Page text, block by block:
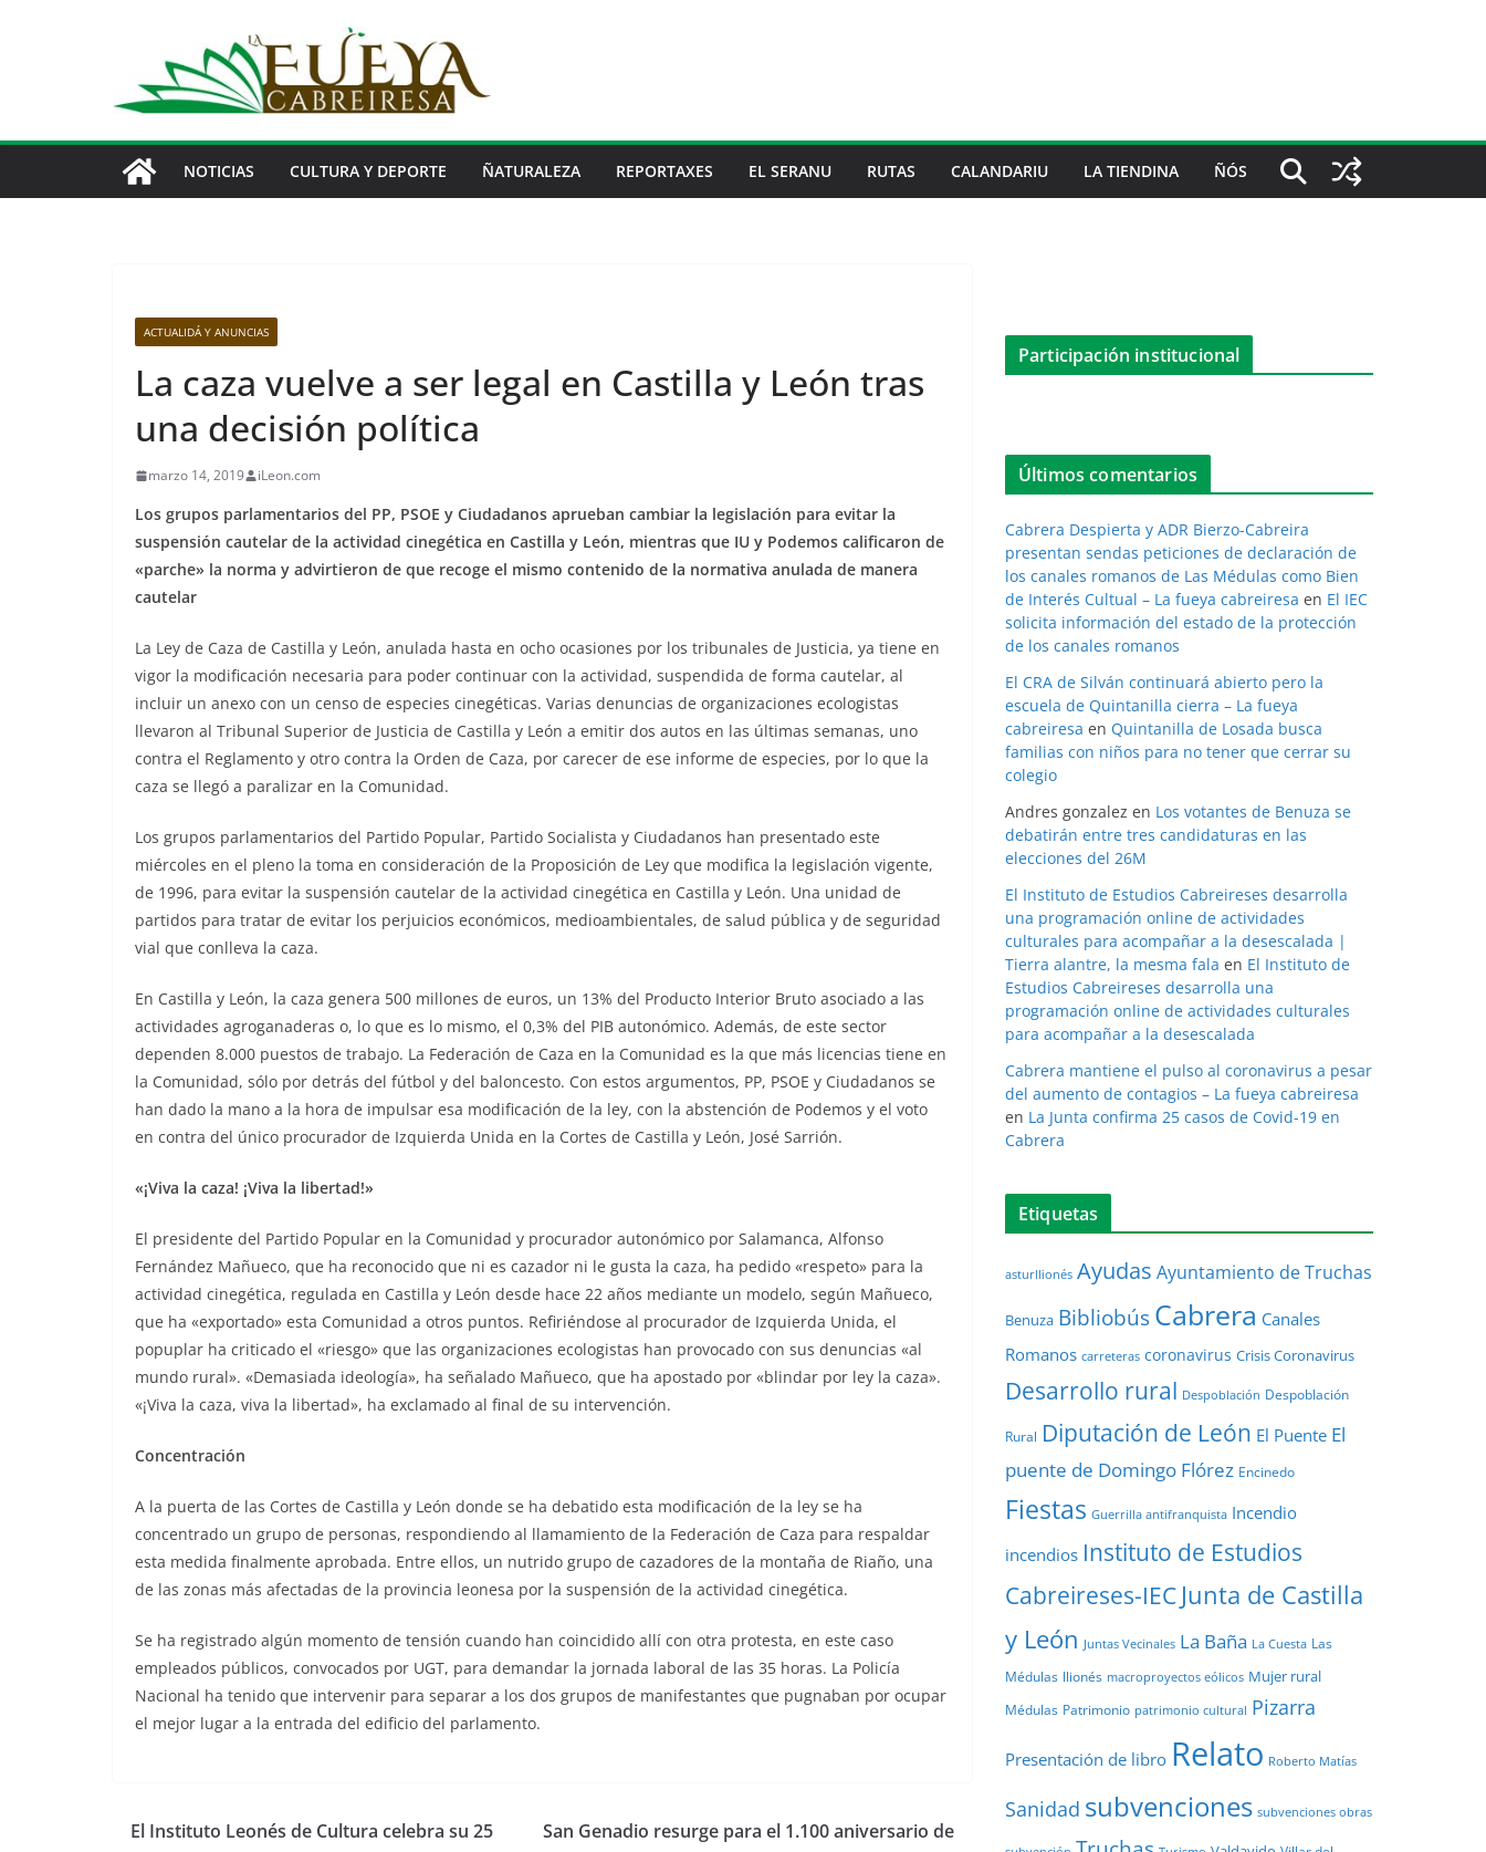
NOTICIAS CULTURA Y DEPORTE ÑATURALEZA REPORTAXES EL SERANU RUTAS CALANDARIU LA TIENDINA ÑÓS
ACTUALIDÁ Y ANUNCIAS
La caza vuelve a ser legal en Castilla y León tras
una decisión política
marzo 14, 2019 iLeon.com
Los grupos parlamentarios del PP, PSOE y Ciudadanos aprueban cambiar la legislación para evitar la
suspensión cautelar de la actividad cinegética en Castilla y León, mientras que IU y Podemos calificaron de
«parche» la norma y advirtieron de que recoge el mismo contenido de la normativa anulada de manera
cautelar
La Ley de Caza de Castilla y León, anulada hasta en ocho ocasiones por los tribunales de Justicia, ya tiene en
vigor la modificación necesaria para poder continuar con la actividad, suspendida de forma cautelar, al
incluir un anexo con un censo de especies cinegéticas. Varias denuncias de organizaciones ecologistas
llevaron al Tribunal Superior de Justicia de Castilla y León a emitir dos autos en las últimas semanas, uno
contra el Reglamento y otro contra la Orden de Caza, por carecer de ese informe de especies, por lo que la
caza se llegó a paralizar en la Comunidad.
Los grupos parlamentarios del Partido Popular, Partido Socialista y Ciudadanos han presentado este
miércoles en el pleno la toma en consideración de la Proposición de Ley que modifica la legislación vigente,
de 1996, para evitar la suspensión cautelar de la actividad cinegética en Castilla y León. Una unidad de
partidos para tratar de evitar los perjuicios económicos, medioambientales, de salud pública y de seguridad
vial que conlleva la caza.
En Castilla y León, la caza genera 500 millones de euros, un 13% del Producto Interior Bruto asociado a las
actividades agroganaderas o, lo que es lo mismo, el 0,3% del PIB autonómico. Además, de este sector
dependen 8.000 puestos de trabajo. La Federación de Caza en la Comunidad es la que más licencias tiene en
la Comunidad, sólo por detrás del fútbol y del baloncesto. Con estos argumentos, PP, PSOE y Ciudadanos se
han dado la mano a la hora de impulsar esa modificación de la ley, con la abstención de Podemos y el voto
en contra del único procurador de Izquierda Unida en la Cortes de Castilla y León, José Sarrión.
«¡Viva la caza! ¡Viva la libertad!»
El presidente del Partido Popular en la Comunidad y procurador autonómico por Salamanca, Alfonso
Fernández Mañueco, que ha reconocido que ni es cazador ni le gusta la caza, ha pedido «respeto» para la
actividad cinegética, regulada en Castilla y León desde hace 22 años mediante un modelo, según Mañueco,
que ha «exportado» esta Comunidad a otros puntos. Refiriéndose al procurador de Izquierda Unida, el
popuplar ha criticado el «riesgo» que las organizaciones ecologistas han provocado con sus denuncias «al
mundo rural». «Demasiada ideología», ha señalado Mañueco, que ha apostado por «blindar por ley la caza».
«¡Viva la caza, viva la libertad», ha exclamado al final de su intervención.
Concentración
A la puerta de las Cortes de Castilla y León donde se ha debatido esta modificación de la ley se ha
concentrado un grupo de personas, respondiendo al llamamiento de la Federación de Caza para respaldar
esta medida finalmente aprobada. Entre ellos, un nutrido grupo de cazadores de la montaña de Riaño, una
de las zonas más afectadas de la provincia leonesa por la suspensión de la actividad cinegética.
Se ha registrado algún momento de tensión cuando han coincidido allí con otra protesta, en este caso
empleados públicos, convocados por UGT, para demandar la jornada laboral de las 35 horas. La Policía
Nacional ha tenido que intervenir para separar a los dos grupos de manifestantes que pugnaban por ocupar
el mejor lugar a la entrada del edificio del parlamento.
El Instituto Leonés de Cultura celebra su 25
San Genadio resurge para el 1.100 aniversario de
Participación institucional
Últimos comentarios
Cabrera Despierta y ADR Bierzo-Cabreira
presentan sendas peticiones de declaración de
los canales romanos de Las Médulas como Bien
de Interés Cultual – La fueya cabreiresa en El IEC
solicita información del estado de la protección
de los canales romanos
El CRA de Silván continuará abierto pero la
escuela de Quintanilla cierra – La fueya
cabreiresa en Quintanilla de Losada busca
familias con niños para no tener que cerrar su
colegio
Andres gonzalez en Los votantes de Benuza se
debatirán entre tres candidaturas en las
elecciones del 26M
El Instituto de Estudios Cabreireses desarrolla
una programación online de actividades
culturales para acompañar a la desescalada |
Tierra alantre, la mesma fala en El Instituto de
Estudios Cabreireses desarrolla una
programación online de actividades culturales
para acompañar a la desescalada
Cabrera mantiene el pulso al coronavirus a pesar
del aumento de contagios – La fueya cabreiresa
en La Junta confirma 25 casos de Covid-19 en
Cabrera
Etiquetas
asturllionés Ayudas Ayuntamiento de Truchas
Benuza BibliobúsCabrera Canales
Romanos carreteras coronavirus Crisis Coronavirus
Desarrollo rural Despoblación Despoblación
Rural Diputación de León El Puente El
puente de Domingo Flórez Encinedo
Fiestas Guerrilla antifranquista Incendio
incendios Instituto de Estudios
Cabreireses-IEC Junta de Castilla
y León Juntas Vecinales La Baña La Cuesta Las
Médulas llionés macroproyectos eólicos Mujer rural
Médulas Patrimonio patrimonio cultural Pizarra
Presentación de libro Relato Roberto Matías
Sanidad subvenciones subvenciones obras